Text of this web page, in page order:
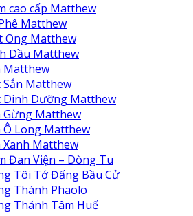
cao cấp Matthew
Matthew
Ong Matthew
Dầu Matthew
Matthew
Sắn Matthew
Dinh Dưỡng Matthew
Gừng Matthew
Ô Long Matthew
Xanh Matthew
Đan Viện – Dòng Tu
Tôi Tớ Đấng Bầu Cử
Thánh Phaolo
Thánh Tâm Huế